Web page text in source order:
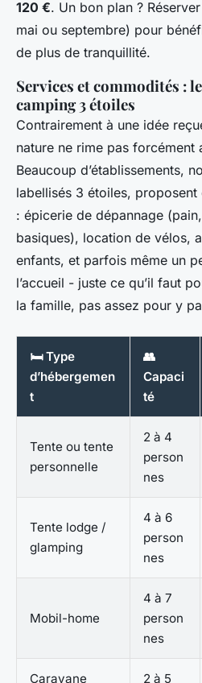
120 €. Un bon plan ?
mai ou septembre) pour
de plus de tranquillité.
Services et commodités :
camping 3 étoiles
Contrairement à une idée
nature ne rime pas forcément
Beaucoup d’établissements,
labellisés 3 étoiles,
: épicerie de dépannage
basiques), location de vélos,
enfants, et parfois même un
l’accueil - juste ce qu’il faut
la famille, pas assez pour y
🛏️ Type
d’hébergemen
t
👥
Capaci
té
Tente ou tente
personnelle
2 à 4
person
nes
Tente lodge /
glamping
4 à 6
person
nes
Mobil-home
4 à 7
person
nes
Caravane 2 à 5